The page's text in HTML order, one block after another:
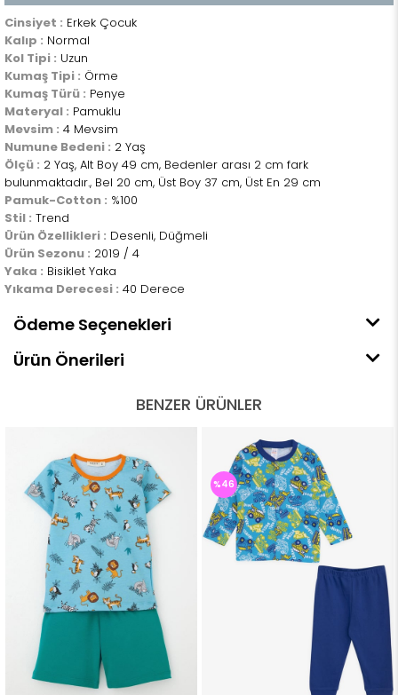
Cinsiyet : Erkek Çocuk
Kalıp : Normal
Kol Tipi : Uzun
Kumaş Tipi : Örme
Kumaş Türü : Penye
Materyal : Pamuklu
Mevsim : 4 Mevsim
Numune Bedeni : 2 Yaş
Ölçü : 2 Yaş, Alt Boy 49 cm, Bedenler arası 2 cm fark
bulunmaktadır., Bel 20 cm, Üst Boy 37 cm, Üst En 29 cm
Pamuk-Cotton : %100
Stil : Trend
Ürün Özellikleri : Desenli, Düğmeli
Ürün Sezonu : 2019 / 4
Yaka : Bisiklet Yaka
Yıkama Derecesi : 40 Derece
Ödeme Seçenekleri
Ürün Önerileri
BENZER ÜRÜNLER
%46